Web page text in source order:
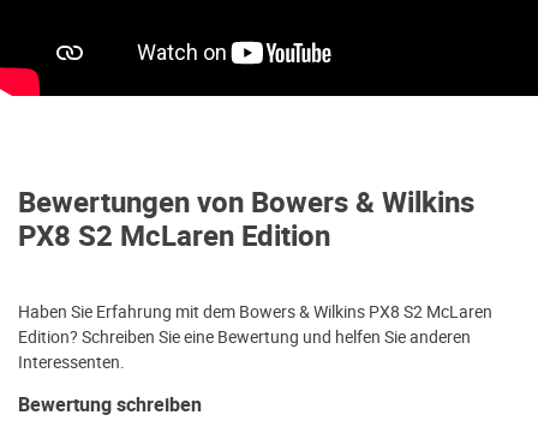
Bewertungen von Bowers & Wilkins
PX8 S2 McLaren Edition
Haben Sie Erfahrung mit dem Bowers & Wilkins PX8 S2 McLaren
Edition? Schreiben Sie eine Bewertung und helfen Sie anderen
Interessenten.
Bewertung schreiben